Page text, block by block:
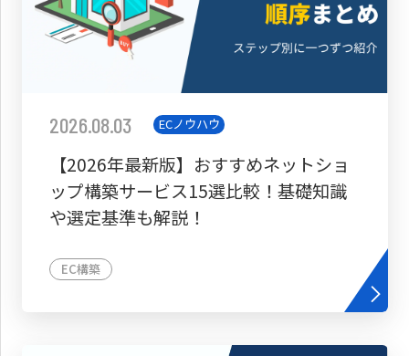
2026.08.03 ECノウハウ
【2026年最新版】おすすめネットショ
ップ構築サービス15選比較！基礎知識
や選定基準も解説！
EC構築